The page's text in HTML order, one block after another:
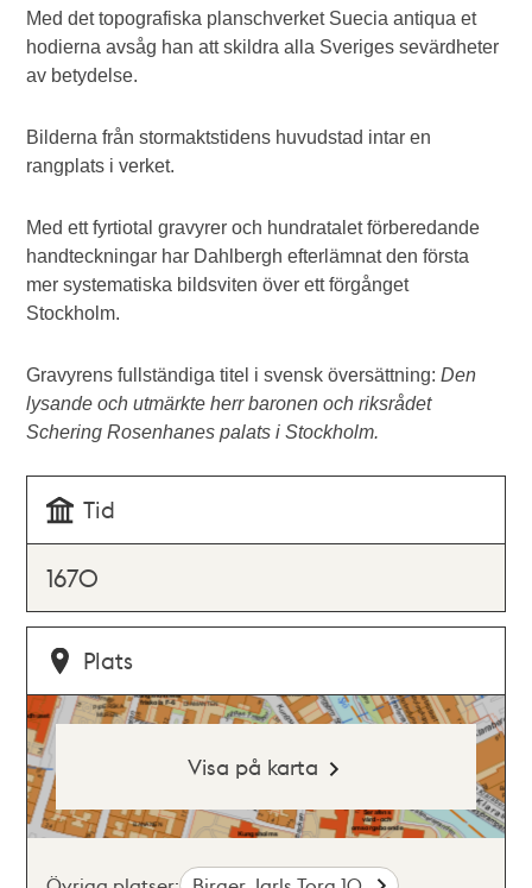
Med det topografiska planschverket Suecia antiqua et
hodierna avsåg han att skildra alla Sveriges sevärdheter
av betydelse.
Bilderna från stormaktstidens huvudstad intar en
rangplats i verket.
Med ett fyrtiotal gravyrer och hundratalet förberedande
handteckningar har Dahlbergh efterlämnat den första
mer systematiska bildsviten över ett förgånget
Stockholm.
Gravyrens fullständiga titel i svensk översättning:Den
lysande och utmärkte herr baronen och riksrådet
Schering Rosenhanes palats i Stockholm.
Tid
1670
Plats
Visa på karta